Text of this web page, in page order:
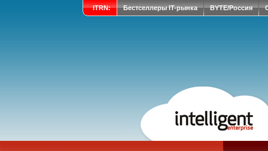
ITRN: Бестселлеры IT-рынка BYTE/Россия